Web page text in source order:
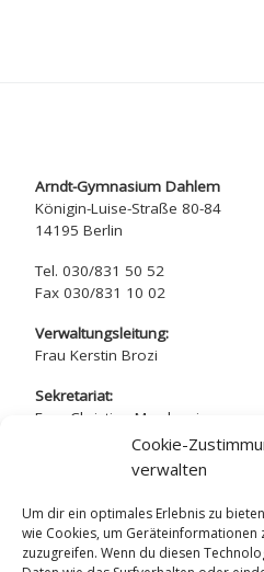
Cookie-
verwalten
Um dir ein optimales Erlebnis zu
wie Cookies, um
zuzugreifen. Wenn du diesen
Arndt-Gymnasium Dahlem
Königin-Luise-Straße 80-84
14195 Berlin
Tel. 030/831 50 52
Fax 030/831 10 02
Verwaltungsleitung:
Frau Kerstin Brozi
Sekretariat:
Frau Christina Marchewicz
Frau Nadine Simros
sekretariat@arndt-gymnasium.de